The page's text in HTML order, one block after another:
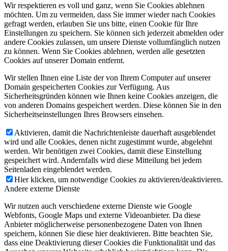
Wir respektieren es voll und ganz, wenn Sie Cookies ablehnen
möchten. Um zu vermeiden, dass Sie immer wieder nach Cookies
gefragt werden, erlauben Sie uns bitte, einen Cookie für Ihre
Einstellungen zu speichern. Sie können sich jederzeit abmelden oder
andere Cookies zulassen, um unsere Dienste vollumfänglich nutzen
zu können. Wenn Sie Cookies ablehnen, werden alle gesetzten
Cookies auf unserer Domain entfernt.
Wir stellen Ihnen eine Liste der von Ihrem Computer auf unserer
Domain gespeicherten Cookies zur Verfügung. Aus
Sicherheitsgründen können wie Ihnen keine Cookies anzeigen, die
von anderen Domains gespeichert werden. Diese können Sie in den
Sicherheitseinstellungen Ihres Browsers einsehen.
Aktivieren, damit die Nachrichtenleiste dauerhaft ausgeblendet
wird und alle Cookies, denen nicht zugestimmt wurde, abgelehnt
werden. Wir benötigen zwei Cookies, damit diese Einstellung
gespeichert wird. Andernfalls wird diese Mitteilung bei jedem
Seitenladen eingeblendet werden.
Hier klicken, um notwendige Cookies zu aktivieren/deaktivieren.
Andere externe Dienste
Wir nutzen auch verschiedene externe Dienste wie Google
Webfonts, Google Maps und externe Videoanbieter. Da diese
Anbieter möglicherweise personenbezogene Daten von Ihnen
speichern, können Sie diese hier deaktivieren. Bitte beachten Sie,
dass eine Deaktivierung dieser Cookies die Funktionalität und das